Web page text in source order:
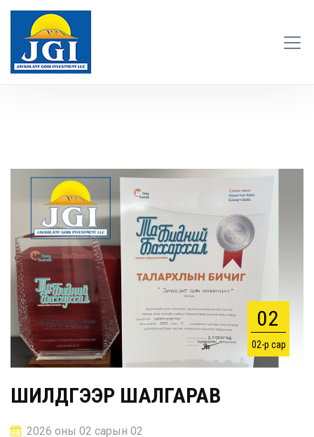
02
02-р сар
ШИЛДГЭЭР ШАЛГАРАВ
2026 оны 02 сарын 02